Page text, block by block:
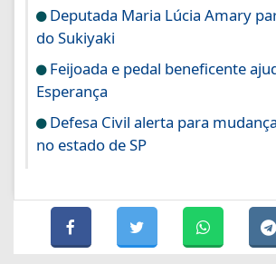
Deputada Maria Lúcia Amary
do Sukiyaki
Feijoada e pedal beneficente
Esperança
Defesa Civil alerta para
no estado de SP